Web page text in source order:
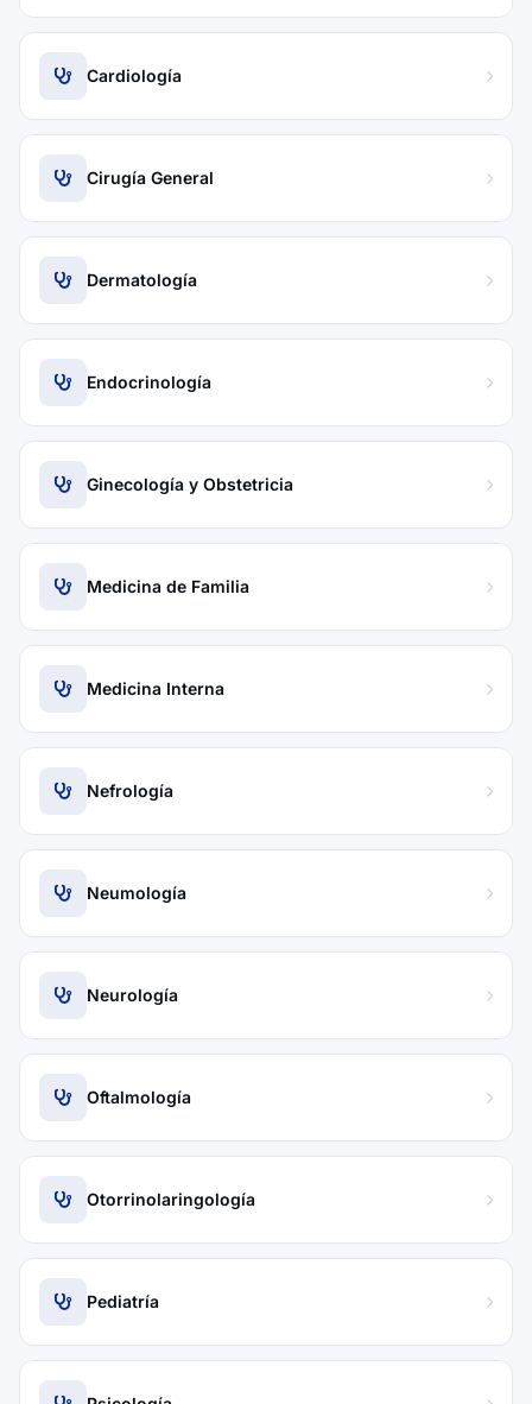
Cardiología
Cirugía General
Dermatología
Endocrinología
Ginecología y Obstetricia
Medicina de Familia
Medicina Interna
Nefrología
Neumología
Neurología
Oftalmología
Otorrinolaringología
Pediatría